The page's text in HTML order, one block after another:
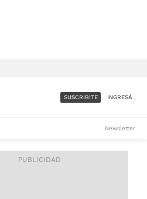
ACCESO FULL - $1.800/MES
SUSCRIBITE INGRESÁ
Newsletter